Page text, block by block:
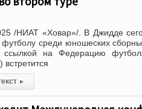
/НИАТ «Ховар»/. В Джидде
среди юношеских
на Федерацию
▸